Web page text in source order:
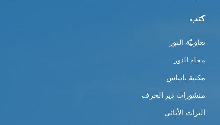
كتب
تعاونيّة النور
مجلة النور
مكتبة بانياس
منشورات دير الحرف
التراث الأبائي